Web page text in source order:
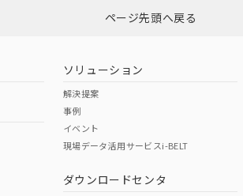
ダウンロードはこちら
（日本
（アメリカ
この製品
ページ先頭へ戻る
ソリューション
解決提案
事例
イベント
現場データ活用サービスi-BELT
ダウンロードセンタ